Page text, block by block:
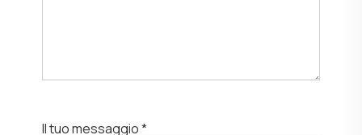
Il tuo messaggio *